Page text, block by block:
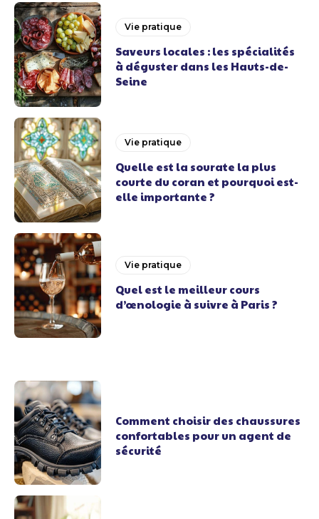
Vie pratique
Saveurs locales : les spécialités
à déguster dans les Hauts-de-
Seine
Vie pratique
Quelle est la sourate la plus
courte du coran et pourquoi est-
elle importante ?
Vie pratique
Quel est le meilleur cours
d’œnologie à suivre à Paris ?
Comment choisir des chaussures
confortables pour un agent de
sécurité